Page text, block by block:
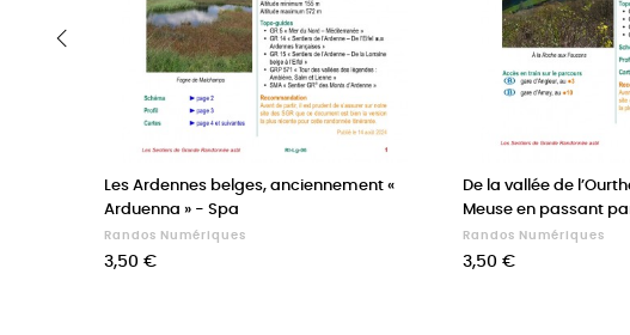
Les Ardennes belges, anciennement «
Arduenna » - Spa
Randos Numériques
Prix
3,50 €
De la vallée de
Meuse en passant
Randos Numériques
Prix
3,50 €